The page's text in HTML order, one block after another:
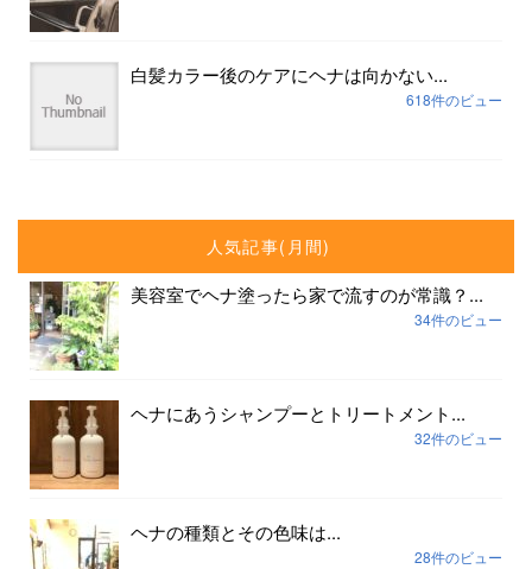
白髪カラー後のケアにヘナは向かない...
618件のビュー
人気記事(月間)
美容室でヘナ塗ったら家で流すのが常識？...
34件のビュー
ヘナにあうシャンプーとトリートメント...
32件のビュー
ヘナの種類とその色味は...
28件のビュー